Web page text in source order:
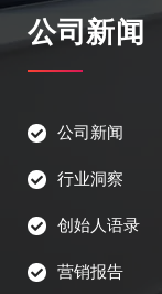
公司新闻
公司新闻
行业洞察
创始人语录
营销报告